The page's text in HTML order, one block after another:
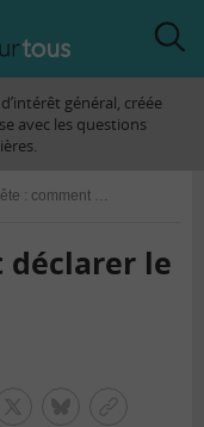
général, créée
avec les questions
Tempête : comment déclarer le sinistre
déclarer le